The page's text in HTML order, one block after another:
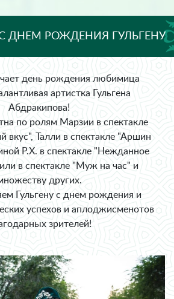
ДНЕМ РОЖДЕНИЯ ГУЛЬГЕНУ
день рождения любимица
артистка Гульгена
Абдракипова!
по ролям Марзии в спектакле
вкус", Талли в спектакле "Аршин
Р.Х. в спектакле "Нежданное
в спектакле "Муж на час" и
других.
Гульгену с днем рождения и
успехов и аплоджисменотов
зрителей!